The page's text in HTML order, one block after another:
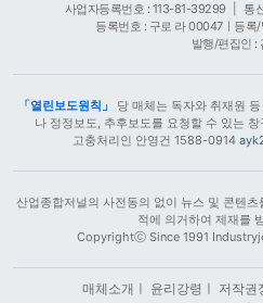
사업자등록번호 : 113-81-39299
통
등록번호 : 구로 라 00047ㅣ등록
발행/편집인 :
「열린보도원칙」
당 매체는 독자와 취재원
나 정정보도, 추후보도를 요청할 수 있는
고충처리인 안영건 1588-0914
산업종합저널의 사전동의 없이 뉴스 및 콘텐
적에 의거하여 제재를
Copyrightⓒ Since 1991
매체소개 ㅣ 윤리강령 ㅣ 저작권